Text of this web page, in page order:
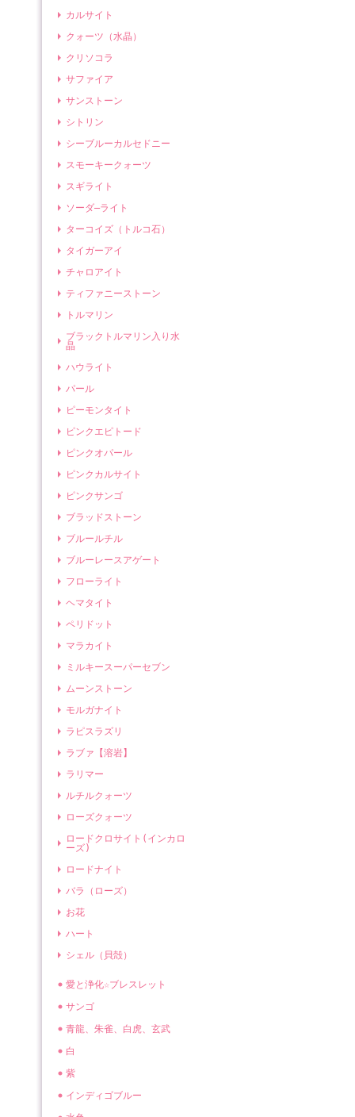
カルサイト
クォーツ（水晶）
クリソコラ
サファイア
サンストーン
シトリン
シーブルーカルセドニー
スモーキークォーツ
スギライト
ソーダ―ライト
ターコイズ（トルコ石）
タイガーアイ
チャロアイト
ティファニーストーン
トルマリン
ブラックトルマリン入り水
晶
ハウライト
パール
ピーモンタイト
ピンクエピトード
ピンクオパール
ピンクカルサイト
ピンクサンゴ
ブラッドストーン
ブルールチル
ブルーレースアゲート
フローライト
ヘマタイト
ペリドット
マラカイト
ミルキースーパーセブン
ムーンストーン
モルガナイト
ラピスラズリ
ラブァ【溶岩】
ラリマー
ルチルクォーツ
ローズクォーツ
ロードクロサイト(インカロ
ーズ)
ロードナイト
バラ（ローズ）
お花
ハート
シェル（貝殻）
愛と浄化☆ブレスレット
サンゴ
青龍、朱雀、白虎、玄武
白
紫
インディゴブルー